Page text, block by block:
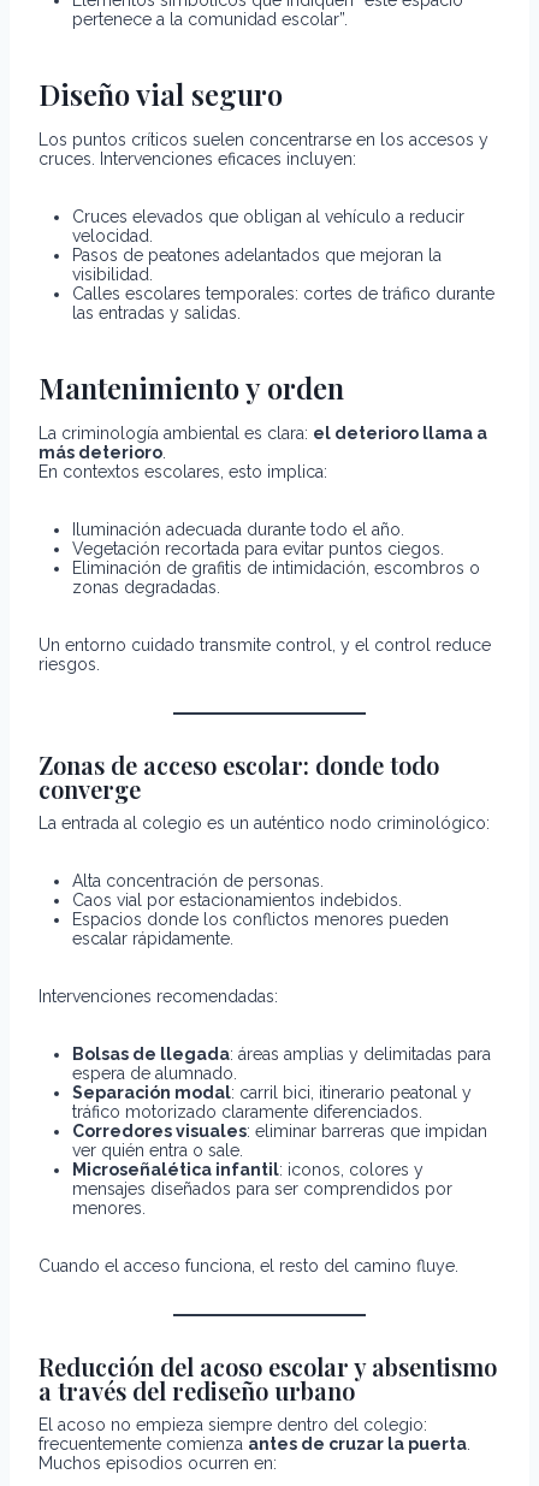
pertenece a la comunidad escolar”.
Diseño vial seguro
Los puntos críticos suelen concentrarse en los accesos y
cruces. Intervenciones eficaces incluyen:
Cruces elevados que obligan al vehículo a reducir
velocidad.
Pasos de peatones adelantados que mejoran la
visibilidad.
Calles escolares temporales: cortes de tráfico durante
las entradas y salidas.
Mantenimiento y orden
La criminología ambiental es clara: el deterioro llama a
más deterioro
En contextos escolares, esto implica:
Iluminación adecuada durante todo el año.
Vegetación recortada para evitar puntos ciegos.
Eliminación de grafitis de intimidación, escombros o
zonas degradadas.
Un entorno cuidado transmite control, y el control reduce
riesgos.
Zonas de acceso escolar: donde todo
converge
La entrada al colegio es un auténtico nodo criminológico:
Alta concentración de personas.
Caos vial por estacionamientos indebidos.
Espacios donde los conflictos menores pueden
escalar rápidamente.
Intervenciones recomendadas:
Bolsas de llegada: áreas amplias y delimitadas para
espera de alumnado.
Separación modal: carril bici, itinerario peatonal y
tráfico motorizado claramente diferenciados.
Corredores visuales: eliminar barreras que impidan
ver quién entra o sale.
Microseñalética infantil: iconos, colores y
mensajes diseñados para ser comprendidos por
menores.
Cuando el acceso funciona, el resto del camino fluye.
Reducción del acoso escolar y absentismo
a través del rediseño urbano
El acoso no empieza siempre dentro del colegio:
frecuentemente comienza antes de cruzar la puerta
Muchos episodios ocurren en: